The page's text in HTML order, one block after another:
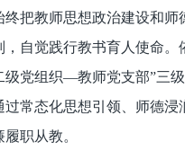
终把教师思想政治建设和
，自觉践行教书育人使命
党组织—教师党支部”三
过常态化思想引领、师德
职从教。